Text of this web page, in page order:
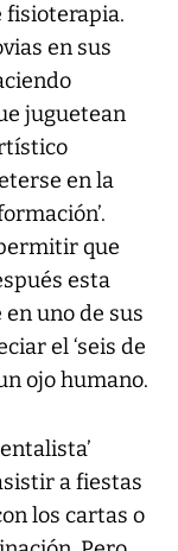
fisioterapia.
en sus
juguetean
en la
que
esta
uno de sus
el ‘seis de
ojo humano.
a fiestas
los cartas o